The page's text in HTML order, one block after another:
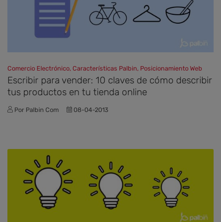
Comercio Electrónico, Características Palbin, Posicionamiento Web
Escribir para vender: 10 claves de cómo describir
tus productos en tu tienda online
Por Palbin Com 08-04-2013